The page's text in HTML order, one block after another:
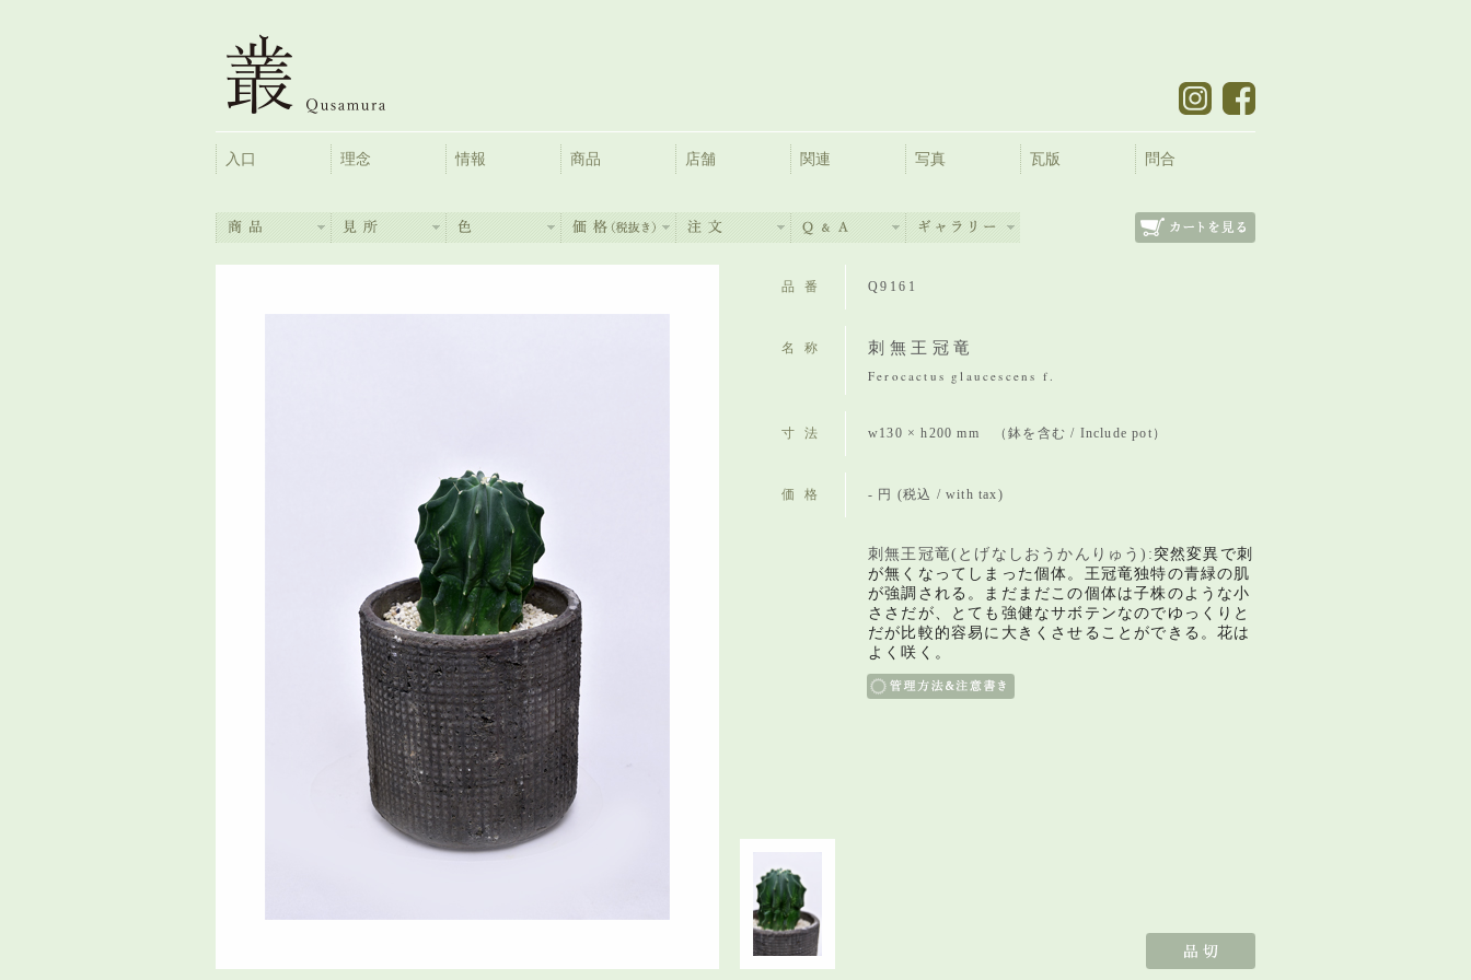
入口 理念 情報 商品 店舗 関連 写真 瓦版 問合
品番 Q9161
名称 刺無王冠竜
Ferocactus glaucescens f.
寸法 w130 × h200 mm （鉢を含む / Include pot）
価格 - 円 (税込 / with tax)
刺無王冠竜(とげなしおうかんりゅう): 突然変異で刺
が無くなってしまった個体。 王冠竜独特の青緑の肌
が強調される。
まだまだこの個体は子株のような小
ささだが、
とても強健なサボテンなのでゆっくりと
だが比較的容易に大きくさせることができる。花は
よく咲く。